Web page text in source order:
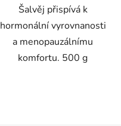
Šalvěj přispívá k
hormonální vyrovnanosti
a menopauzálnímu
komfortu. 500 g